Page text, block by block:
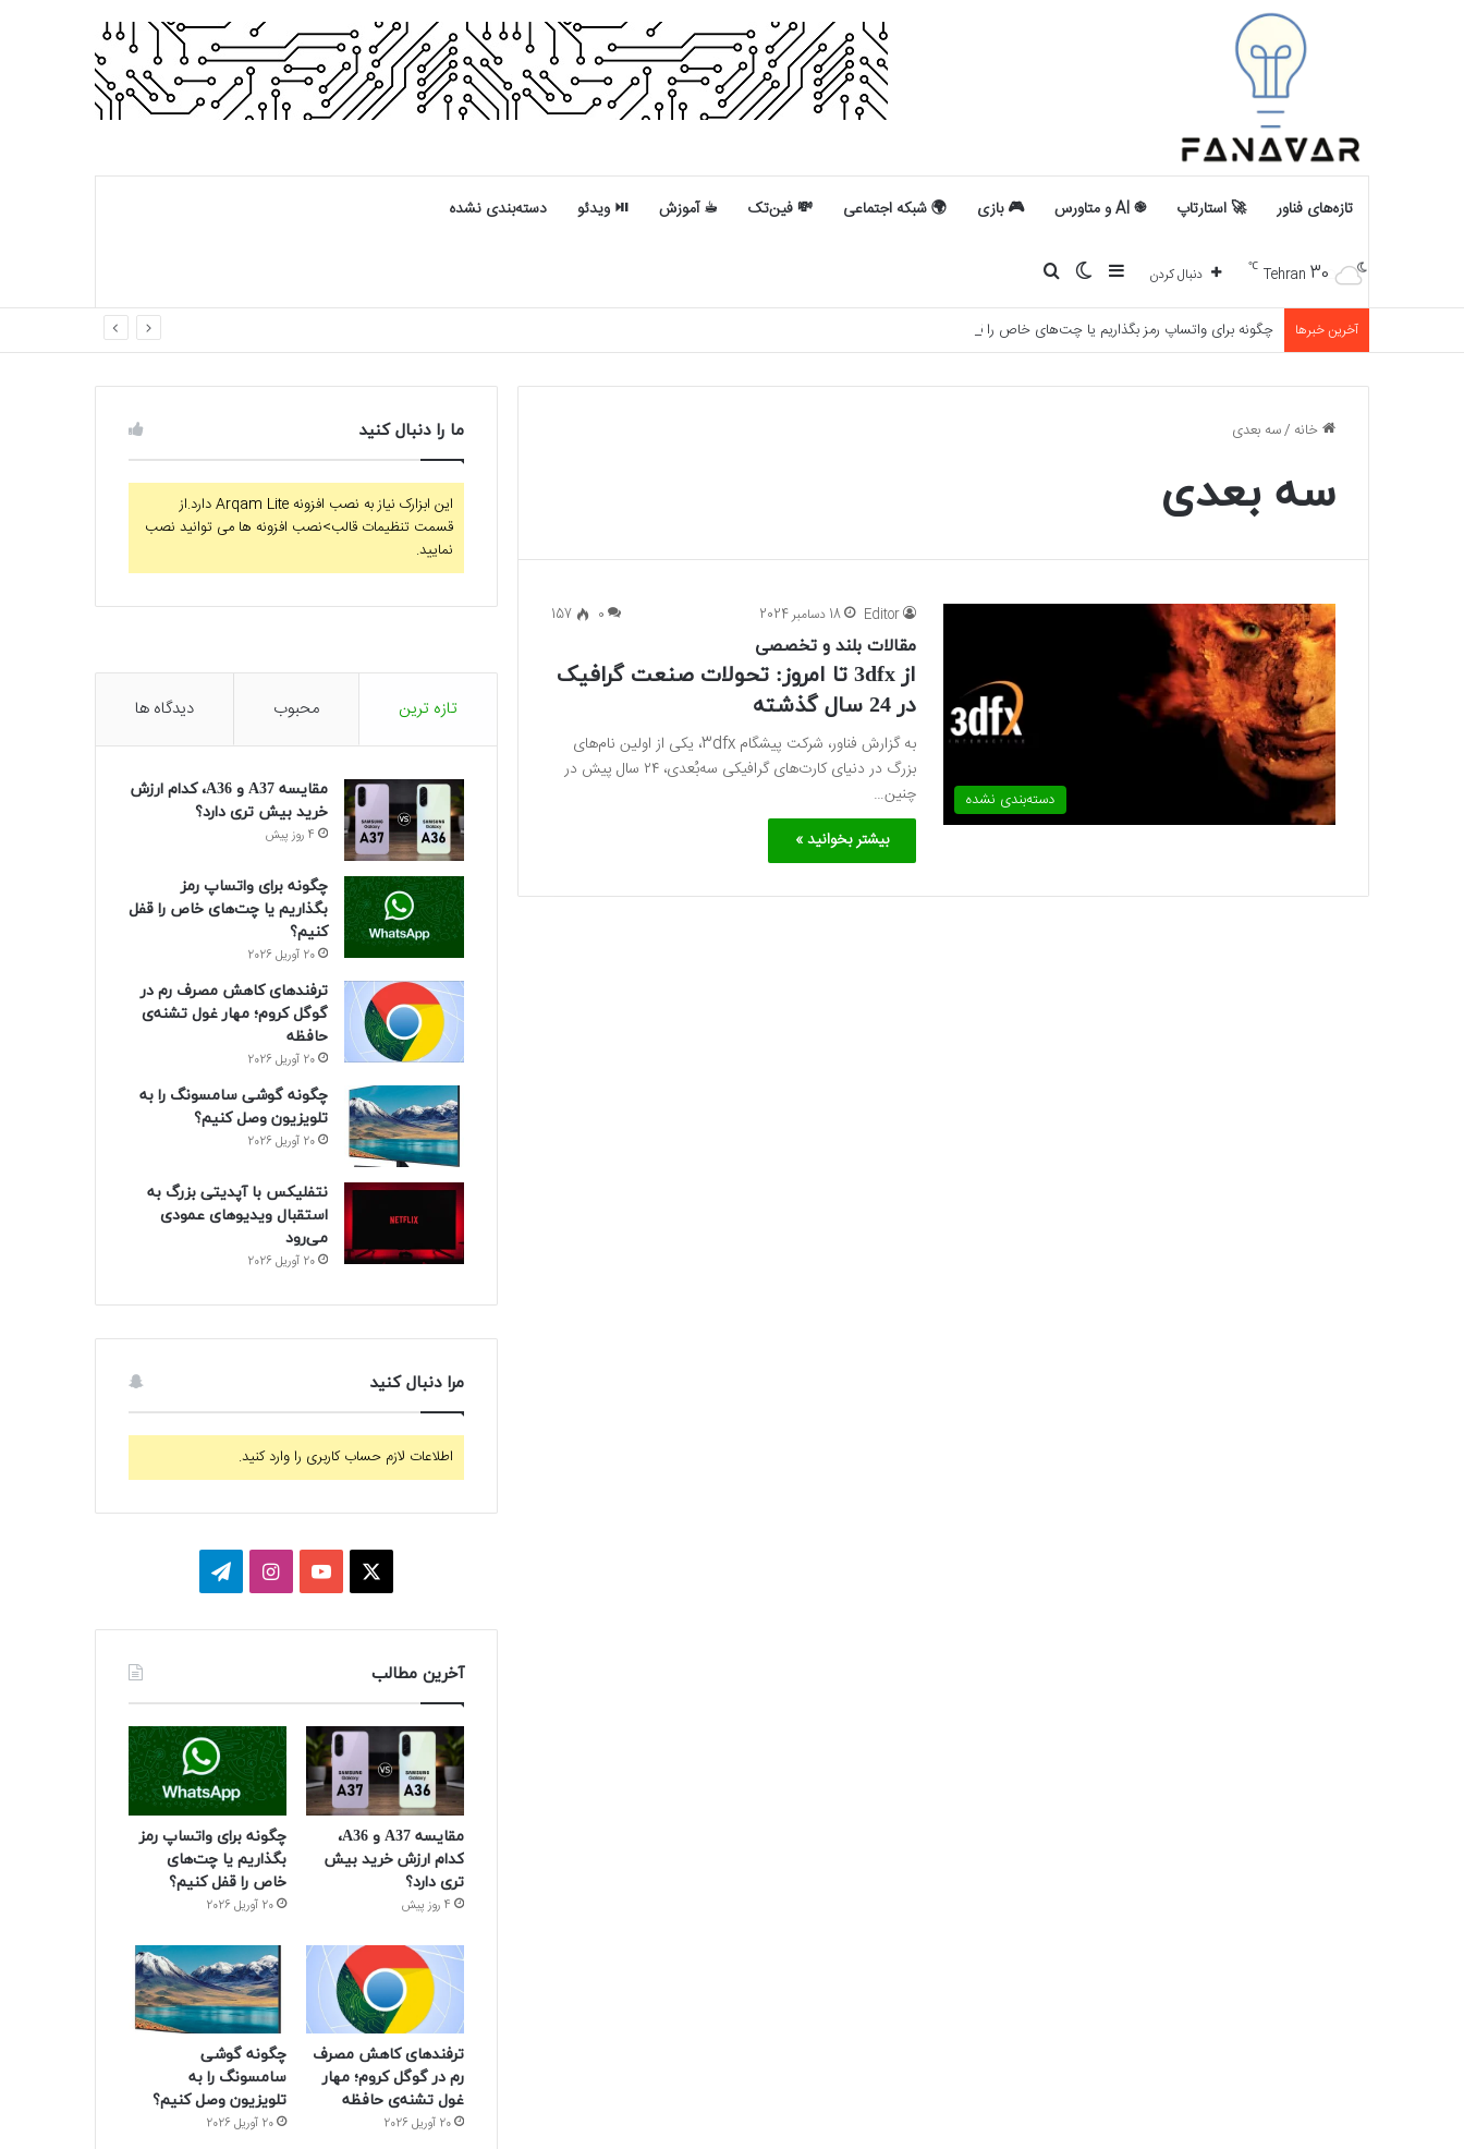
تازه‌های فناور 🚀 استارتاپ ֎ AI و متاورس 🎮 بازی 🌍 شبکه اجتماعی 💸 فین‌تک ☕︎ آموزش ⏯︎ ویدئو دسته‌بندی نشده
Tehran 30
℃ دنبال کردن سایدبار تغییر پوسته
آخرین خبرها چگونه برای واتساپ رمز بگذاریم یا چت‌های خاص را قفل کنیم؟
خانه /سه بعدی
سه بعدی
دسته‌بندی نشده
Editor 18 دسامبر 2024 0
157
مقالات بلند و تخصصی
از 3dfx تا امروز: تحولات صنعت گرافیک
در 24 سال گذشته
به گزارش فناور، شرکت پیشگام 3dfx، یکی از اولین نام‌های
بزرگ در دنیای کارت‌های گرافیکی سه‌بُعدی، ۲۴ سال پیش در
چنین…
بیشتر بخوانید »
ما را دنبال کنید
این ابزارک نیاز به نصب افزونه Arqam Lite دارد.از
قسمت تنظیمات قالب>نصب افزونه ها می توانید نصب
نمایید.
تازه ترین محبوب دیدگاه ها
مقایسه A37 و A36، کدام ارزش
خرید بیش تری دارد؟
4 روز پیش
چگونه برای واتساپ رمز
بگذاریم یا چت‌های خاص را قفل
کنیم؟
20 آوریل 2026
ترفندهای کاهش مصرف رم در
گوگل کروم؛ مهار غول تشنه‌ی
حافظه
20 آوریل 2026
چگونه گوشی سامسونگ را به
تلویزیون وصل کنیم؟
20 آوریل 2026
نتفلیکس با آپدیتی بزرگ به
استقبال ویدیوهای عمودی
می‌رود
20 آوریل 2026
مرا دنبال کنید
اطلاعات لازم حساب کاربری را وارد کنید.
س
ی
و
ب
ا
س
ت
ا
گ
ر
م
ر
ا
م
آخرین مطالب
مقایسه A37 و A36،
کدام ارزش خرید بیش
تری دارد؟
4 روز پیش
چگونه برای واتساپ رمز
بگذاریم یا چت‌های
خاص را قفل کنیم؟
20 آوریل 2026
ترفندهای کاهش مصرف
رم در گوگل کروم؛ مهار
غول تشنه‌ی حافظه
20 آوریل 2026
چگونه گوشی
سامسونگ را به
تلویزیون وصل کنیم؟
20 آوریل 2026